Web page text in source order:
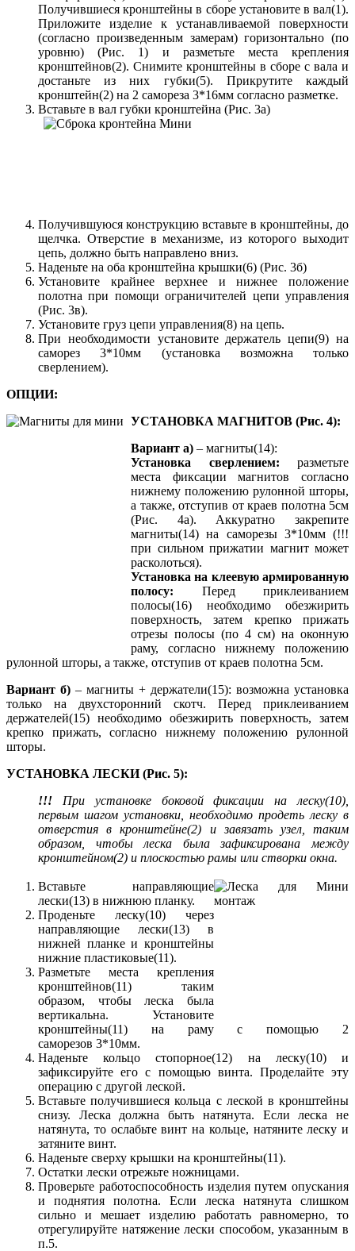
Получившиеся кронштейны в сборе установите в вал(1).
Приложите изделие к устанавливаемой поверхности
(согласно произведенным замерам) горизонтально (по
уровню) (Рис. 1) и разметьте места крепления
кронштейнов(2). Снимите кронштейны в сборе с вала и
достаньте из них губки(5). Прикрутите каждый
кронштейн(2) на 2 самореза 3*16мм согласно разметке.
Вставьте в вал губки кронштейна (Рис. 3а)
Получившуюся конструкцию вставьте в кронштейны, до
щелчка. Отверстие в механизме, из которого выходит
цепь, должно быть направлено вниз.
Наденьте на оба кронштейна крышки(6) (Рис. 3б)
Установите крайнее верхнее и нижнее положение
полотна при помощи ограничителей цепи управления
(Рис. 3в).
Установите груз цепи управления(8) на цепь.
При необходимости установите держатель цепи(9) на
саморез 3*10мм (установка возможна только
сверлением).
ОПЦИИ:
УСТАНОВКА МАГНИТОВ (Рис. 4):
Вариант а) – магниты(14):
Установка сверлением: разметьте
места фиксации магнитов согласно
нижнему положению рулонной шторы,
а также, отступив от краев полотна 5см
(Рис. 4а). Аккуратно закрепите
магниты(14) на саморезы 3*10мм (!!!
при сильном прижатии магнит может
расколоться).
Установка на клеевую армированную
полосу: Перед приклеиванием
полосы(16) необходимо обезжирить
поверхность, затем крепко прижать
отрезы полосы (по 4 см) на оконную
раму, согласно нижнему положению
рулонной шторы, а также, отступив от краев полотна 5см.
Вариант б) – магниты + держатели(15): возможна установка
только на двухсторонний скотч. Перед приклеиванием
держателей(15) необходимо обезжирить поверхность, затем
крепко прижать, согласно нижнему положению рулонной
шторы.
УСТАНОВКА ЛЕСКИ (Рис. 5):
!!! При установке боковой фиксации на леску(10),
первым шагом установки, необходимо продеть леску в
отверстия в кронштейне(2) и завязать узел, таким
образом, чтобы леска была зафиксирована между
кронштейном(2) и плоскостью рамы или створки окна.
Вставьте направляющие
лески(13) в нижнюю планку.
Проденьте леску(10) через
направляющие лески(13) в
нижней планке и кронштейны
нижние пластиковые(11).
Разметьте места крепления
кронштейнов(11) таким
образом, чтобы леска была
вертикальна. Установите
кронштейны(11) на раму с помощью 2
саморезов 3*10мм.
Наденьте кольцо стопорное(12) на леску(10) и
зафиксируйте его с помощью винта. Проделайте эту
операцию с другой леской.
Вставьте получившиеся кольца с леской в кронштейны
снизу. Леска должна быть натянута. Если леска не
натянута, то ослабьте винт на кольце, натяните леску и
затяните винт.
Наденьте сверху крышки на кронштейны(11).
Остатки лески отрежьте ножницами.
Проверьте работоспособность изделия путем опускания
и поднятия полотна. Если леска натянута слишком
сильно и мешает изделию работать равномерно, то
отрегулируйте натяжение лески способом, указанным в
п.5.